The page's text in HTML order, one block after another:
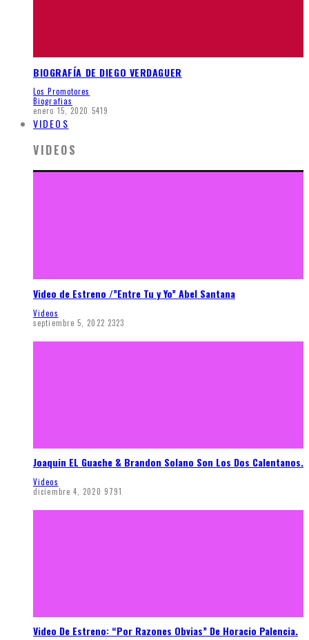
BIOGRAFÍA DE DIEGO VERDAGUER
Los Promotores
Biografias
enero 15, 2020 5419
VIDEOS
VIDEOS
Video de Estreno /”Entre Tu y Yo” Abel Santana
Videos
septiembre 5, 2022 2323
Joaquin EL Guache & Brandon Solano Son Los Dos Calentanos.
Videos
diciembre 4, 2020 9791
Video De Estreno: “Por Razones Obvias” De Horacio Palencia.